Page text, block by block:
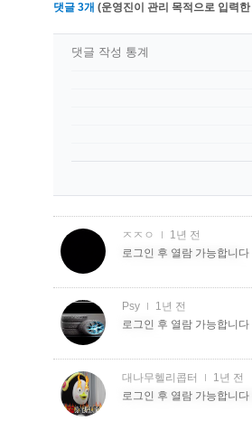
댓글 3개 (운영진이 관리 목적으로 입력
댓글 작성 통계